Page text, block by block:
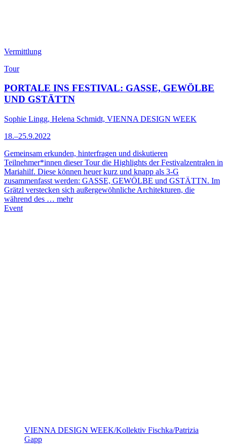
Vermittlung
Tour
PORTALE INS FESTIVAL: GASSE, GEWÖLBE
UND GSTÄTTN
Sophie Lingg, Helena Schmidt, VIENNA DESIGN WEEK
18.–25.9.2022
Gemeinsam erkunden, hinterfragen und diskutieren
Teilnehmer*innen dieser Tour die Highlights der Festivalzentralen in
Mariahilf. Diese können heuer kurz und knapp als 3-G
zusammenfasst werden: GASSE, GEWÖLBE und GSTÄTTN. Im
Grätzl verstecken sich außergewöhnliche Architekturen, die
während des … mehr
Event
VIENNA DESIGN WEEK/Kollektiv Fischka/Patrizia
Gapp